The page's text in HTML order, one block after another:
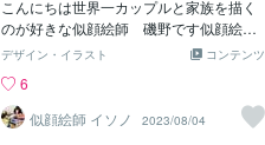
切れ）」と捉えてしまうこともあるそ
う・目上の方へのプレゼント「手切れ」
を連想したり、実用的なものを贈ること
しまうことがあるそう・男性から女性に
プレゼント「手元に置いておきたい」
「誰にも渡したくない」といったマーキ
こんにちは世界一カップルと家族を描く
のが好きな似顔絵師 磯野です似顔絵を
注文したいけどどんな感じになるのかわ
イプの似顔絵欲しいかも・・とおもった
らばこちらまでご依頼くださいではいこ
う！お子さんの記念似顔絵もっとも似顔
コンテンツ
デザイン・イラスト
6
似顔絵師 イソノ
2023/08/04